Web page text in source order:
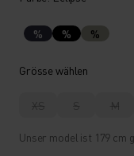
% % %
Grösse wählen
XS S M
Unser model ist 179 cm